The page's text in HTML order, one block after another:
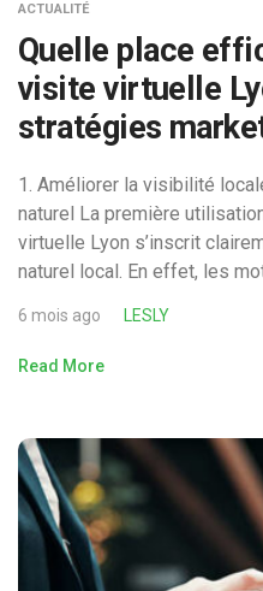
ACTUALITÉ
Quelle place
visite virtuelle
stratégies
1. Améliorer la visibilité
naturel La première
virtuelle Lyon s’inscrit
naturel local. En effet, les
6 mois ago LESLY
Read More